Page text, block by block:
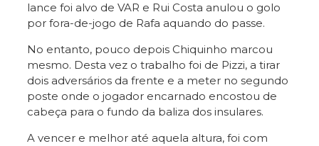
lance foi alvo de VAR e Rui Costa anulou o golo
por fora-de-jogo de Rafa aquando do passe.
No entanto, pouco depois Chiquinho marcou
mesmo. Desta vez o trabalho foi de Pizzi, a tirar
dois adversários da frente e a meter no segundo
poste onde o jogador encarnado encostou de
cabeça para o fundo da baliza dos insulares.
A vencer e melhor até aquela altura, foi com